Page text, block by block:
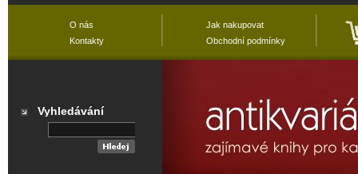
O nás
Kontakty
Jak nakupovat
Obchodní podmínky
Vyhledávání